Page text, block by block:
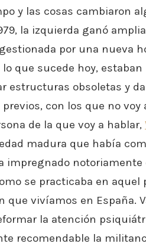
y las cosas cambiaron
la izquierda ganó
por una nueva
que sucede hoy,
estructuras obsoletas y
con los que no
de la que voy a hablar,
madura que había
impregnado
se practicaba en aquel
que vivíamos en España.
la atención
recomendable la